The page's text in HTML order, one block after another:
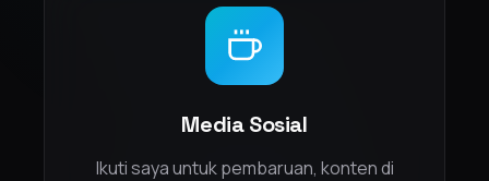
Media Sosial
Ikuti saya untuk pembaruan, konten di